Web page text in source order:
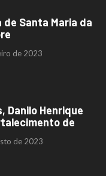
de Santa Maria da
de 2023
Danilo Henrique
de
de 2023